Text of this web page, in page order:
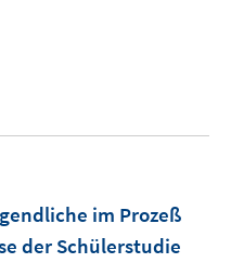
im Prozeß
der Schülerstudie